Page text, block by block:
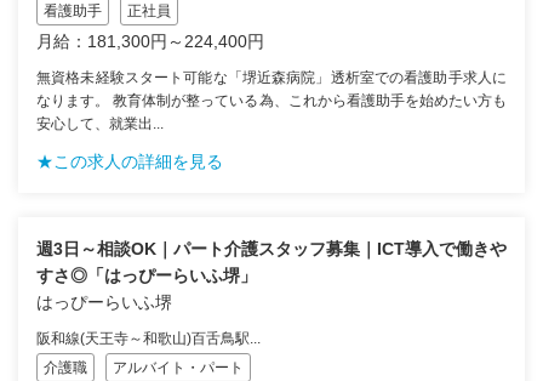
看護助手
正社員
月給：181,300円～224,400円
無資格未経験スタート可能な「堺近森病院」透析室での看護助手求人に
なります。 教育体制が整っている為、これから看護助手を始めたい方も
安心して、就業出...
★この求人の詳細を見る
週3日～相談OK｜パート介護スタッフ募集｜ICT導入で働きや
すさ◎「はっぴーらいふ堺」
はっぴーらいふ堺
阪和線(天王寺～和歌山)百舌鳥駅...
介護職
アルバイト・パート